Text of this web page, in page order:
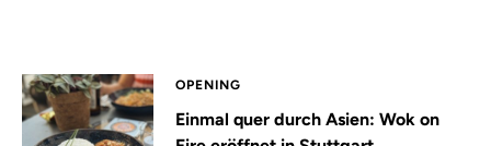
OPENING
Einmal quer durch Asien: Wok on